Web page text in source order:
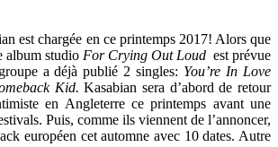
est chargée en ce printemps 2017! Alors que
album studio For Crying Out Loud est prévue
a déjà publié 2 singles: You’re In Love
Kid.Kasabian sera d’abord de retour
en Angleterre ce printemps avant une
Puis, comme ils viennent de l’annoncer,
européen cet automne avec 10 dates. Autre